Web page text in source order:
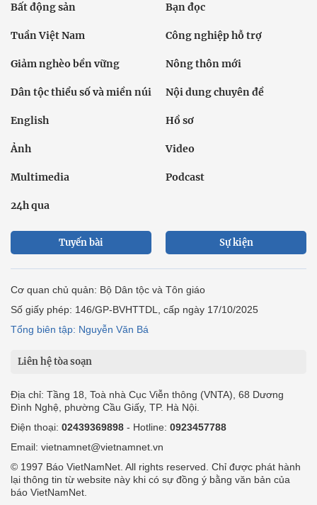
Bất động sản Bạn đọc
Tuần Việt Nam Công nghiệp hỗ trợ
Giảm nghèo bền vững Nông thôn mới
Dân tộc thiểu số và miền núi Nội dung chuyên đề
English Hồ sơ
Ảnh Video
Multimedia Podcast
24h qua
Tuyến bài Sự kiện
Cơ quan chủ quản: Bộ Dân tộc và Tôn giáo
Số giấy phép: 146/GP-BVHTTDL, cấp ngày 17/10/2025
Tổng biên tập: Nguyễn Văn Bá
Liên hệ tòa soạn
Địa chỉ: Tầng 18, Toà nhà Cục Viễn thông (VNTA), 68 Dương
Đình Nghệ, phường Cầu Giấy, TP. Hà Nội.
Điện thoại: 02439369898 - Hotline: 0923457788
Email: vietnamnet@vietnamnet.vn
© 1997 Báo VietNamNet. All rights reserved. Chỉ được phát hành
lại thông tin từ website này khi có sự đồng ý bằng văn bản của
báo VietNamNet.